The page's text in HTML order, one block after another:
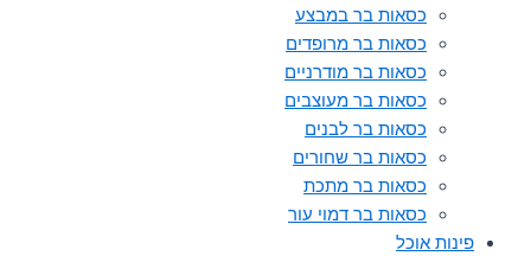
כסאות בר במבצע
כסאות בר מרופדים
כסאות בר מודרניים
כסאות בר מעוצבים
כסאות בר לבנים
כסאות בר שחורים
כסאות בר מתכת
כסאות בר דמוי עור
פינות אוכל